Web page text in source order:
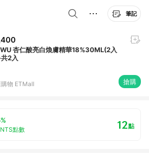
筆記
杏仁酸亮白煥膚精華18%30ML(2入
2入
購物 ETMall 搶購
點數 12點